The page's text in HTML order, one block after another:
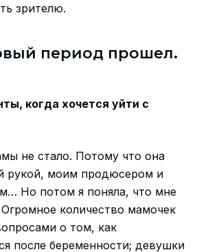
зрителю.
период прошел.
когда хочется уйти с
не стало. Потому что она
рукой, моим продюсером и
Но потом я поняла, что мне
Огромное количество мамочек
о том, как
после беременности; девушки